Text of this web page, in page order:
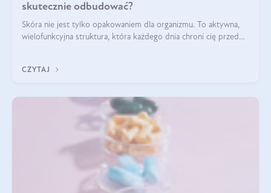
skutecznie odbudować?
Skóra nie jest tylko opakowaniem dla organizmu. To aktywna,
wielofunkcyjna struktura, która każdego dnia chroni cię przed
bariera hydrolipidowa.
CZYTAJ